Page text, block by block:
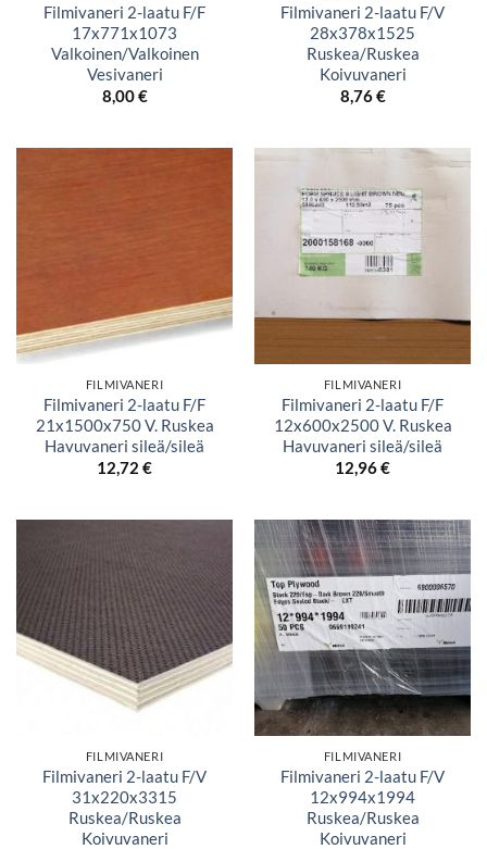
Filmivaneri 2-laatu F/F
17x771x1073
Valkoinen/Valkoinen
Vesivaneri
8,00€
Filmivaneri 2-laatu F/V
28x378x1525
Ruskea/Ruskea
Koivuvaneri
8,76€
FILMIVANERI
Filmivaneri 2-laatu F/F
21x1500x750 V. Ruskea
Havuvaneri sileä/sileä
12,72 €
FILMIVANERI
Filmivaneri 2-laatu F/F
12x600x2500 V. Ruskea
Havuvaneri sileä/sileä
12,96€
FILMIVANERI
Filmivaneri 2-laatu F/V
31x220x3315
Ruskea/Ruskea
Koivuvaneri
FILMIVANERI
Filmivaneri 2-laatu F/V
12x994x1994
Ruskea/Ruskea
Koivuvaneri